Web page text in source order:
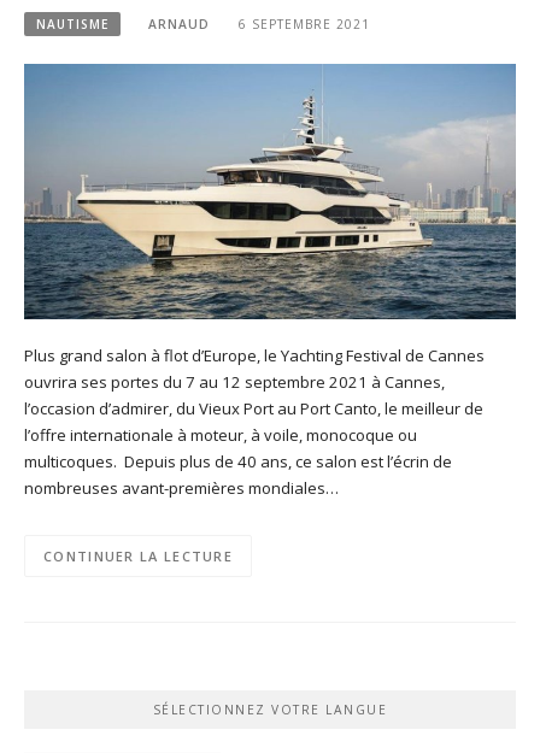
NAUTISME ARNAUD 6 SEPTEMBRE 2021
Plus grand salon à flot d’Europe, le Yachting Festival de Cannes
ouvrira ses portes du 7 au 12 septembre 2021 à Cannes,
l’occasion d’admirer, du Vieux Port au Port Canto, le meilleur de
l’offre internationale à moteur, à voile, monocoque ou
multicoques. Depuis plus de 40 ans, ce salon est l’écrin de
nombreuses avant-premières mondiales…
CONTINUER LA LECTURE
SÉLECTIONNEZ VOTRE LANGUE